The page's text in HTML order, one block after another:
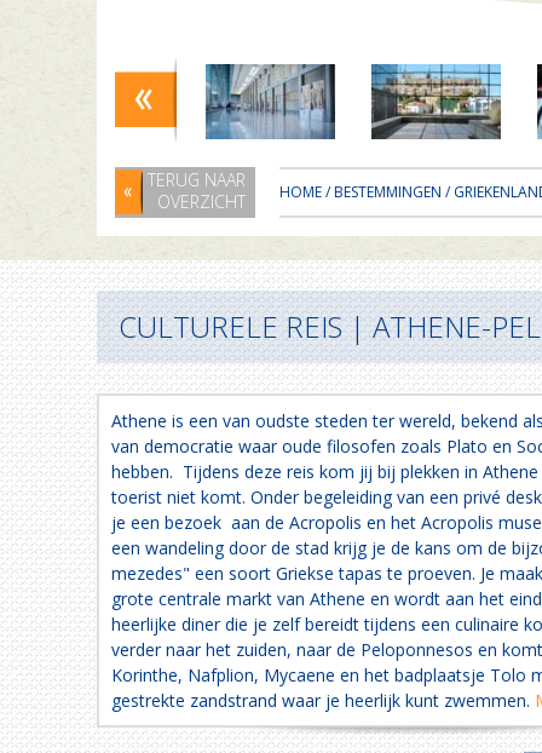
TERUG NAAR
OVERZICHT
HOME/BESTEMMINGEN /
CULTURELE REIS | ATHENE-
Athene is een van oudste steden ter wereld, bekend
van democratie waar oude filosofen zoals Plato en
hebben. Tijdens deze reis kom jij bij plekken in
toerist niet komt. Onder begeleiding van een privé
je een bezoek aan de Acropolis en het Acropolis
een wandeling door de stad krijg je de kans om de
mezedes" een soort Griekse tapas te proeven. Je
grote centrale markt van Athene en wordt aan het
heerlijke diner die je zelf bereidt tijdens een culinaire
verder naar het zuiden, naar de Peloponnesos en
Korinthe, Nafplion, Mycaene en het badplaatsje Tolo
gestrekte zandstrand waar je heerlijk kunt zwemmen.